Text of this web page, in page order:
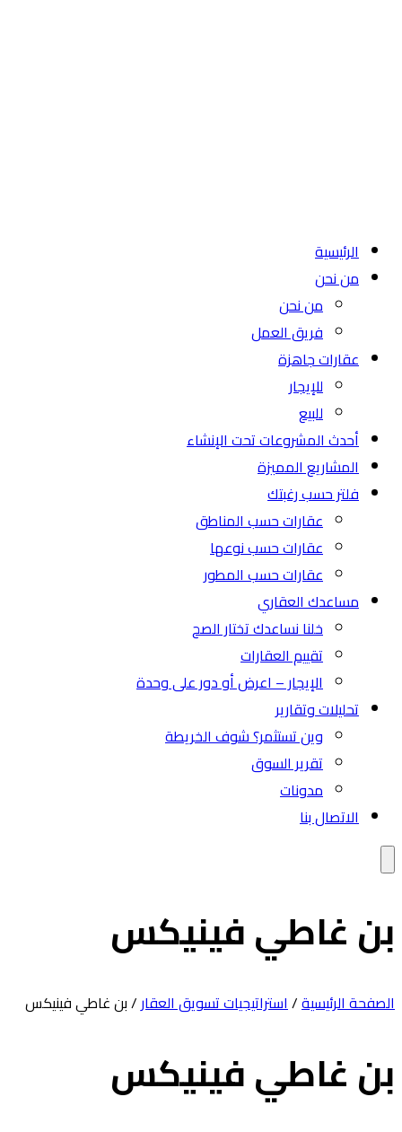
الرئيسية
من نحن
من نحن
فريق العمل
عقارات جاهزة
للإيجار
للبيع
أحدث المشروعات تحت الإنشاء
المشاريع المميزة
فلتر حسب رغبتك
عقارات حسب المناطق
عقارات حسب نوعها
عقارات حسب المطور
مساعدك العقاري
خلنا نساعدك تختار الصح
تقييم العقارات
الإيجار – اعرض أو دور على وحدة
تحليلات وتقارير
وين تستثمر؟ شوف الخريطة
تقرير السوق
مدونات
الاتصال بنا
غاطي فينيكس
الرئيسية/استراتيجيات تسويق العقار/ بن غاطي فينيكس
غاطي فينيكس